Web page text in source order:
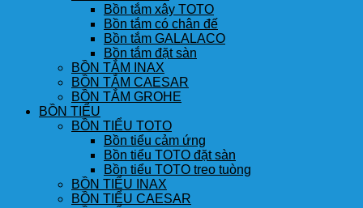
Bồn tắm xây TOTO
Bồn tắm có chân đế
Bồn tắm GALALACO
Bồn tắm đặt sàn
BỒN TẮM INAX
BỒN TẮM CAESAR
BỒN TẮM GROHE
BỒN TIỂU
BỒN TIỂU TOTO
Bồn tiểu cảm ứng
Bồn tiểu TOTO đặt sàn
Bồn tiểu TOTO treo tuòng
BỒN TIỂU INAX
BỒN TIỂU CAESAR